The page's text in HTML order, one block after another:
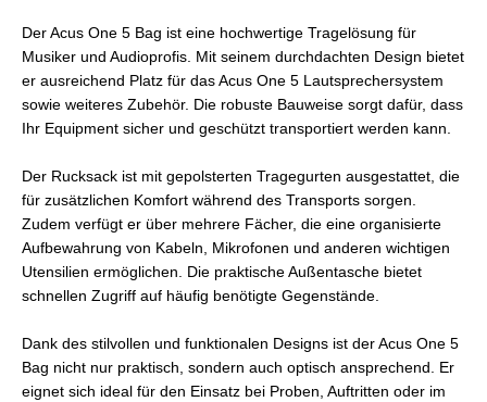
Der Acus One 5 Bag ist eine hochwertige Tragelösung für
Musiker und Audioprofis. Mit seinem durchdachten Design bietet
er ausreichend Platz für das Acus One 5 Lautsprechersystem
sowie weiteres Zubehör. Die robuste Bauweise sorgt dafür, dass
Ihr Equipment sicher und geschützt transportiert werden kann.
Der Rucksack ist mit gepolsterten Tragegurten ausgestattet, die
für zusätzlichen Komfort während des Transports sorgen.
Zudem verfügt er über mehrere Fächer, die eine organisierte
Aufbewahrung von Kabeln, Mikrofonen und anderen wichtigen
Utensilien ermöglichen. Die praktische Außentasche bietet
schnellen Zugriff auf häufig benötigte Gegenstände.
Dank des stilvollen und funktionalen Designs ist der Acus One 5
Bag nicht nur praktisch, sondern auch optisch ansprechend. Er
eignet sich ideal für den Einsatz bei Proben, Auftritten oder im